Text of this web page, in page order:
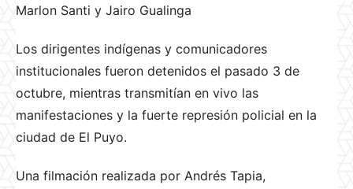
Marlon Santi y Jairo Gualinga
Los dirigentes indígenas y comunicadores
institucionales fueron detenidos el pasado 3 de
octubre, mientras transmitían en vivo las
manifestaciones y la fuerte represión policial en la
ciudad de El Puyo.
Una filmación realizada por Andrés Tapia,